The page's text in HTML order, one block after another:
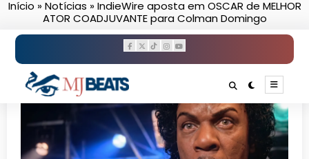
PularInício »Notícias »IndieWire aposta em OSCAR de MELHOR
ATOR COADJUVANTE para Colman Domingo